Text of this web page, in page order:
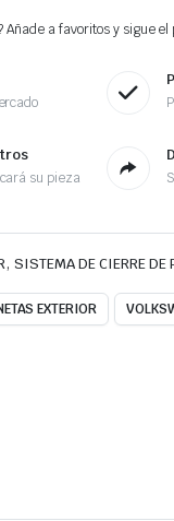
Añade a favoritos y sigue el
su pieza
, SISTEMA DE CIERRE DE
EXTERIOR